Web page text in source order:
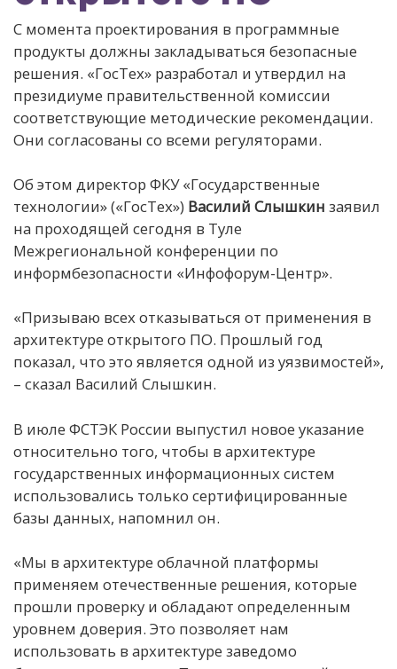
С момента проектирования в программные
продукты должны закладываться безопасные
решения. «ГосТех» разработал и утвердил на
президиуме правительственной комиссии
соответствующие методические рекомендации.
Они согласованы со всеми регуляторами.
Об этом директор ФКУ «Государственные
технологии» («ГосТех») Василий Слышкин заявил
на проходящей сегодня в Туле
Межрегиональной конференции по
информбезопасности «Инфофорум-Центр».
«Призываю всех отказываться от применения в
архитектуре открытого ПО. Прошлый год
показал, что это является одной из уязвимостей»,
– сказал Василий Слышкин.
В июле ФСТЭК России выпустил новое указание
относительно того, чтобы в архитектуре
государственных информационных систем
использовались только сертифицированные
базы данных, напомнил он.
«Мы в архитектуре облачной платформы
применяем отечественные решения, которые
прошли проверку и обладают определенным
уровнем доверия. Это позволяет нам
использовать в архитектуре заведомо